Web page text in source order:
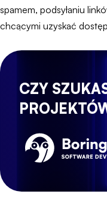
spamem, podsyłaniu
chcącymi uzyskać
CZY